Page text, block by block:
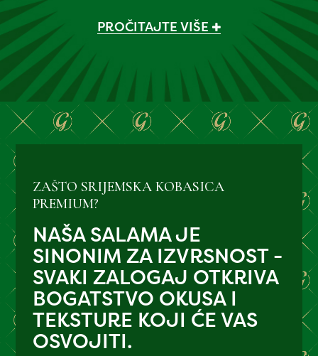
PROČITAJTE VIŠE
ZAŠTO SRIJEMSKA KOBASICA
PREMIUM?
NAŠA SALAMA JE
SINONIM ZA IZVRSNOST -
SVAKI ZALOGAJ OTKRIVA
BOGATSTVO OKUSA I
TEKSTURE KOJI ĆE VAS
OSVOJITI.